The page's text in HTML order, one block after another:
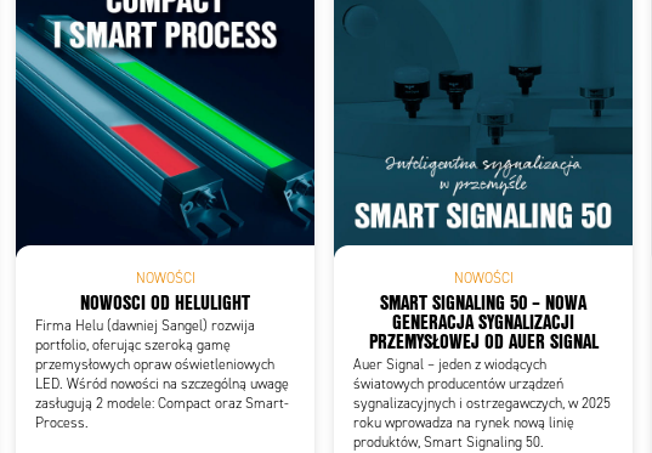
Add to existing cart row Add as new cart row
NOWOŚCI
NOWOSCI OD HELULIGHT
Firma Helu (dawniej Sangel) rozwija
portfolio, oferując szeroką gamę
przemysłowych opraw oświetleniowych
LED. Wśród nowości na szczególną uwagę
zasługują 2 modele: Compact oraz Smart-
Process.
NOWOŚCI
SMART SIGNALING 50 – NOWA
GENERACJA SYGNALIZACJI
PRZEMYSŁOWEJ OD AUER SIGNAL
Auer Signal – jeden z wiodących
światowych producentów urządzeń
sygnalizacyjnych i ostrzegawczych, w 2025
roku wprowadza na rynek nową linię
produktów, Smart Signaling 50.